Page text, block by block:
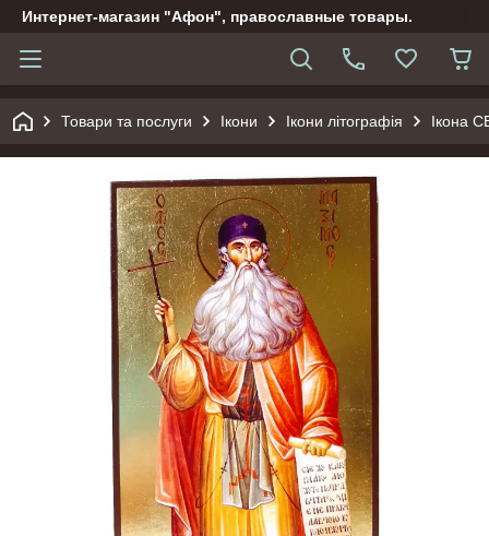
Интернет-магазин "Афон", православные товары.
Товари та послуги Ікони Ікони літографія Ікона